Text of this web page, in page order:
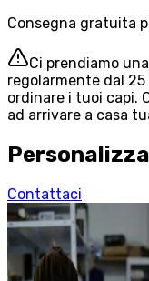
Consegna gratuita
Ci prendiamo
regolarmente dal
ordinare i tuoi capi.
ad arrivare a casa
Contattaci